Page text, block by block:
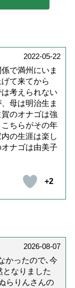
2022-05-22
で満州にいま
て来てから
考えられない
母は明治生ま
のオナゴは強
ちらがその年
の生涯は楽し
ナゴは由美子
+2
2026-08-07
かったので､今
となりました
らりんさんの